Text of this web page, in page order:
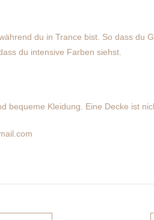
du in Trance bist. So dass du
du intensive Farben siehst.
bequeme Kleidung. Eine Decke ist